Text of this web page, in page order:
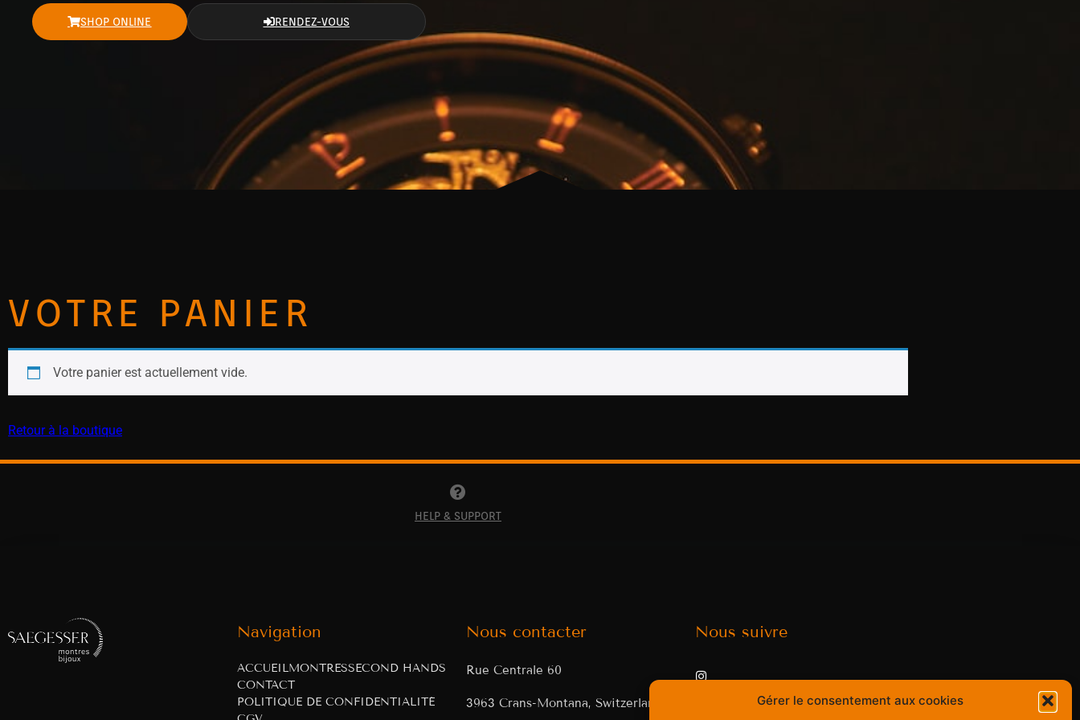
Gérer le consentement aux cookies
SHOP ONLINE RENDEZ-VOUS
VOTRE PANIER
Votre panier est actuellement vide.
Retour à la boutique
HELP & SUPPORT
Navigation
ACCUEILMONTRESSECOND HANDS
CONTACT
POLITIQUE DE CONFIDENTIALITÉ
Nous contacter
Rue Centrale 60
3963 Crans-Montana, Switzerland
Nous suivre